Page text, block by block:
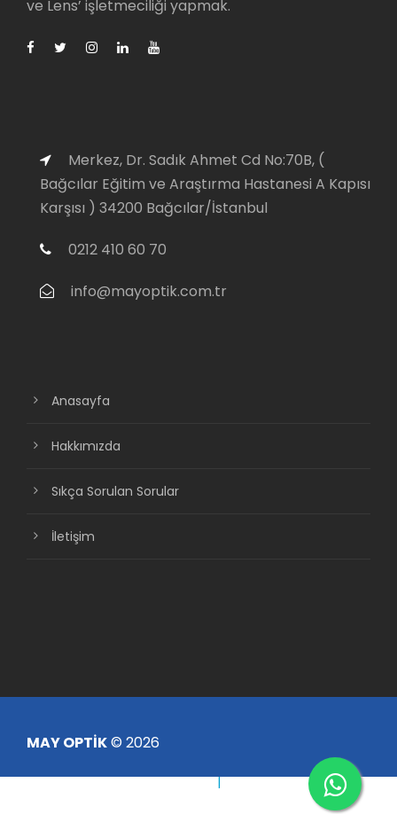
ve Lens’ işletmeciliği yapmak.
Merkez, Dr. Sadık Ahmet Cd No:70B, (
Bağcılar Eğitim ve Araştırma Hastanesi A Kapısı
Karşısı ) 34200 Bağcılar/İstanbul
0212 410 60 70
info@mayoptik.com.tr
Anasayfa
Hakkımızda
Sıkça Sorulan Sorular
İletişim
MAY OPTİK© 2026
Çerez Politikası | KVKK Aydınlatma Metni